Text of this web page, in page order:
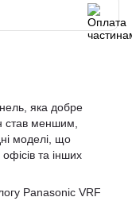
яка добре
став меншим,
моделі, що
та інших
Panasonic VRF